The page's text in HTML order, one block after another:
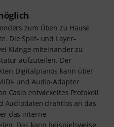
zum Üben zu Hause
Die Split- und Layer-
Klänge miteinander zu
aufzuteilen. Der
Digitalpianos kann über
und Audio-Adapter
Casio entwickeltes Protokoll
Audiodaten drahtlos an das
das interne
Das kann beispielsweise